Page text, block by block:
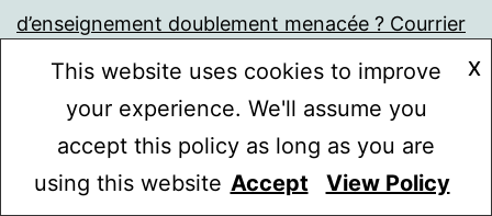
d’enseignement doublement menacée ? Courrier
à l’administrateur du Collège de France 9
novembre 2025
Enquêter avec nos élèves sur le financement par
TotalEnergies du Collège de France 8 novembre
2025
This website uses cookies to improve
your experience. We'll assume you
accept this policy as long as you are
using this website
X
Accept View Policy
Mode sombre :